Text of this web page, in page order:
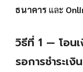
ธนาคาร และ
วิธีที่ 1 — โอน
รอการชำระเงิ